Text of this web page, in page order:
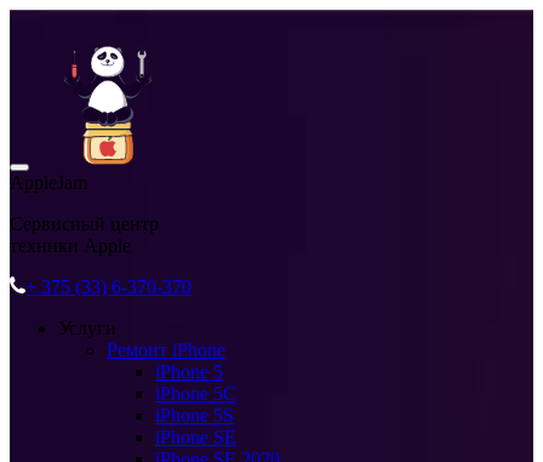
AppleJam
Сервисный центр
техники Apple
+ 375 (33) 6-370-370
Услуги
Ремонт iPhone
iPhone 5
iPhone 5C
iPhone 5S
iPhone SE